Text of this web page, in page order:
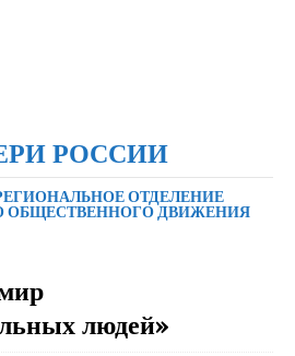
РОССИИ
ОТДЕЛЕНИЕ
ОБЩЕСТВЕННОГО ДВИЖЕНИЯ
людей»